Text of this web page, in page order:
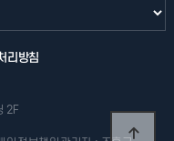
리방침
2F